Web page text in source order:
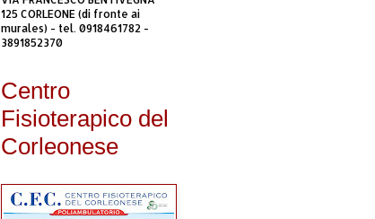
125 CORLEONE (di fronte ai
murales) - tel. 0918461782 -
3891852370
Centro
Fisioterapico del
Corleonese